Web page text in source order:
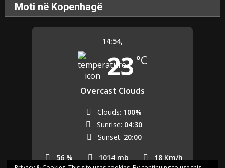
Moti në Kopenhagë
14:54,
23 °C
Overcast Clouds
56 % 1014 mb 18 Km/h
Clouds: 100%
Sunrise: 04:30
Sunset: 20:00